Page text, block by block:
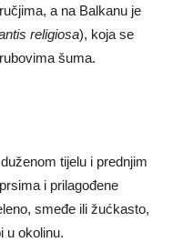
a na Balkanu je
religiosa), koja se
šuma.
tijelu i prednjim
i prilagođene
smeđe ili žućkasto,
u okolinu.